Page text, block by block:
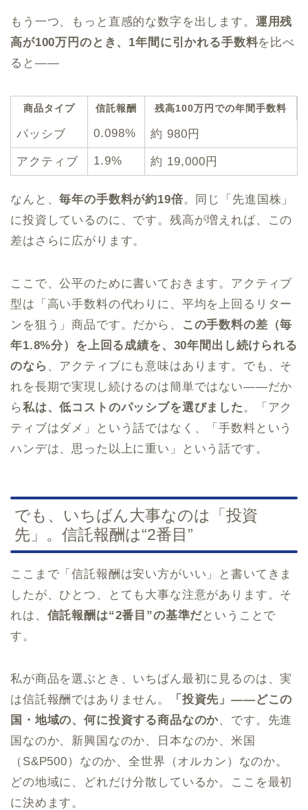
もう一つ、もっと直感的な数字を出します。 運用残
高が100万円のとき、1年間に引かれる手数料を比べ
ると——
商品タイプ 信託報酬 残高100万円での年間手数料
パッシブ 0.098% 約 980円
アクティブ 1.9% 約 19,000円
なんと、毎年の手数料が約19倍。同じ「先進国株」
に投資しているのに、です。残高が増えれば、この
差はさらに広がります。
ここで、公平のために書いておきます。アクティブ
型は「高い手数料の代わりに、平均を上回るリター
ンを狙う」商品です。だから、
この手数料の差（毎
年1.8%分）を上回る成績を、30年間出し続けられる
のなら 、アクティブにも意味はあります。でも、そ
れを長期で実現し続けるのは簡単ではない——だか
ら私は、低コストのパッシブを選びました 。「アク
ティブはダメ」という話ではなく、「手数料という
ハンデは、思った以上に重い」という話です。
でも、いちばん大事なのは「投資
先」。信託報酬は“2番目”
ここまで「信託報酬は安い方がいい」と書いてきま
したが、ひとつ、とても大事な注意があります。そ
れは、 信託報酬は“2番目”の基準だということで
す。
私が商品を選ぶとき、いちばん最初に見るのは、実
は信託報酬ではありません。
「投資先」——どこの
国・地域の、何に投資する商品なのか、です。先進
国なのか、新興国なのか、日本なのか、米国
（S&P500）なのか、全世界（オルカン）なのか。
どの地域に、どれだけ分散しているか。ここを最初
に決めます。